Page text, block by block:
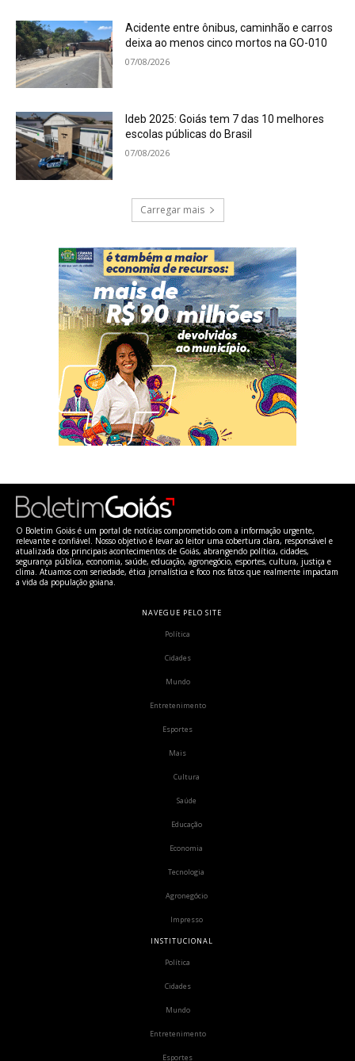
Acidente entre ônibus, caminhão e carros
deixa ao menos cinco mortos na GO-010
07/08/2026
Ideb 2025: Goiás tem 7 das 10 melhores
escolas públicas do Brasil
07/08/2026
Carregar mais
O Boletim Goiás é um portal de notícias comprometido com a informação urgente,
relevante e confiável. Nosso objetivo é levar ao leitor uma cobertura clara, responsável e
atualizada dos principais acontecimentos de Goiás, abrangendo política, cidades,
segurança pública, economia, saúde, educação, agronegócio, esportes, cultura, justiça e
clima. Atuamos com seriedade, ética jornalística e foco nos fatos que realmente impactam
a vida da população goiana.
NAVEGUE PELO SITE
Política
Cidades
Mundo
Entretenimento
Esportes
Mais
Cultura
Saúde
Educação
Economia
Tecnologia
Agronegócio
Impresso
INSTITUCIONAL
Política
Cidades
Mundo
Entretenimento
Esportes